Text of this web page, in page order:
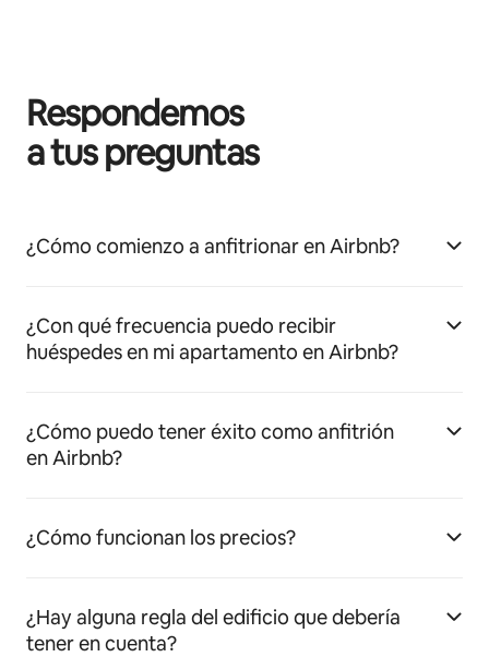
Respondemos
a tus preguntas
¿Cómo comienzo a anfitrionar en Airbnb?
¿Con qué frecuencia puedo recibir
huéspedes en mi apartamento en Airbnb?
¿Cómo puedo tener éxito como anfitrión
en Airbnb?
¿Cómo funcionan los precios?
¿Hay alguna regla del edificio que debería
tener en cuenta?